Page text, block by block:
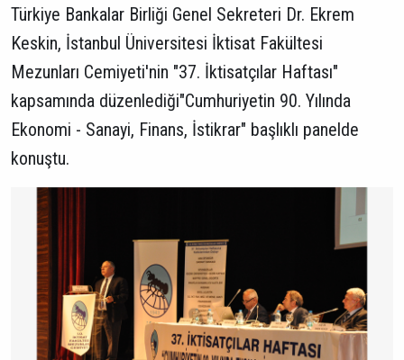
Türkiye Bankalar Birliği Genel Sekreteri Dr. Ekrem
Keskin, İstanbul Üniversitesi İktisat Fakültesi
Mezunları Cemiyeti'nin "37. İktisatçılar Haftası"
kapsamında düzenlediği"Cumhuriyetin 90. Yılında
Ekonomi - Sanayi, Finans, İstikrar" başlıklı panelde
konuştu.